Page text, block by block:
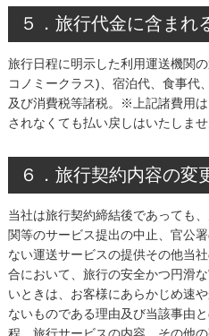
５．旅行代金に含まれ
旅行日程に明示した利用運送機関
コノミークラス)、宿泊代、食事代
及び消費税等諸税。※上記諸費用
されなくても払い戻しはいたしませ
６．旅行契約内容の変
当社は旅行契約締結後であっても
関等のサービス提出の中止、官公
ない運送サービスの提供その他当
合において、旅行の安全かつ円滑
いときは、お客様にあらかじめ速
ないものである理由及び当該事由